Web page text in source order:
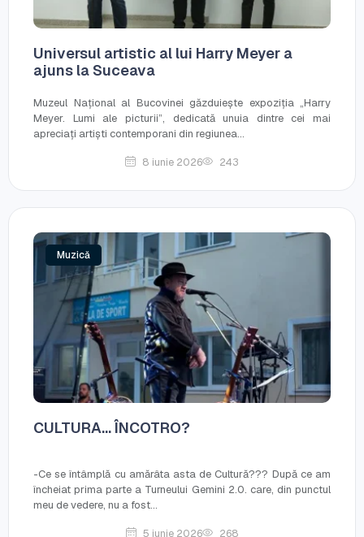
Universul artistic al lui Harry Meyer a
ajuns la Suceava
Muzeul Național al Bucovinei găzduiește expoziția „Harry
Meyer. Lumi ale picturii”, dedicată unuia dintre cei mai
apreciați artiști contemporani din regiunea...
8 iunie 2026 243
Muzică
CULTURA… ÎNCOTRO?
-Ce se întâmplă cu amărâta asta de Cultură??? După ce am
încheiat prima parte a Turneului Gemini 2.0. care, din punctul
meu de vedere, nu a fost...
5 iunie 2026 268